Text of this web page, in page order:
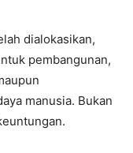
dialokasikan,
pembangunan,
manusia. Bukan